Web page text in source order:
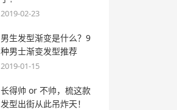
2019-02-23
男生发型渐变是什么？9
种男士渐变发型推荐
2019-01-15
长得帅 or 不帅，梳这款
发型出街从此吊炸天！